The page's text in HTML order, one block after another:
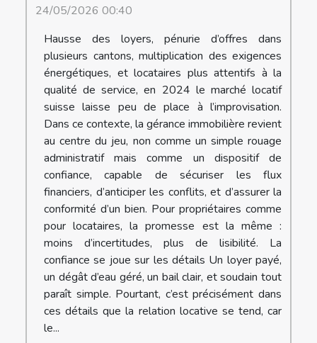
24/05/2026 00:40
Hausse des loyers, pénurie d’offres dans
plusieurs cantons, multiplication des exigences
énergétiques, et locataires plus attentifs à la
qualité de service, en 2024 le marché locatif
suisse laisse peu de place à l’improvisation.
Dans ce contexte, la gérance immobilière revient
au centre du jeu, non comme un simple rouage
administratif mais comme un dispositif de
confiance, capable de sécuriser les flux
financiers, d’anticiper les conflits, et d’assurer la
conformité d’un bien. Pour propriétaires comme
pour locataires, la promesse est la même :
moins d’incertitudes, plus de lisibilité. La
confiance se joue sur les détails Un loyer payé,
un dégât d’eau géré, un bail clair, et soudain tout
paraît simple. Pourtant, c’est précisément dans
ces détails que la relation locative se tend, car
le...